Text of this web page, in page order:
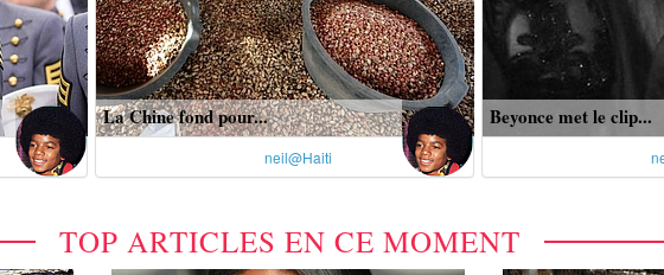
La Chine fond pour...
neil@Haiti
Beyonce met le clip...
TOP ARTICLES EN CE MOMENT